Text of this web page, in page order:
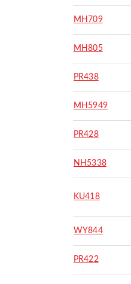
MH709
MH805
PR438
MH5949
PR428
NH5338
KU418
WY844
PR422